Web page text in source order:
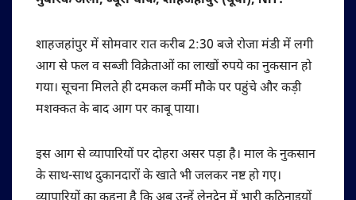
शाहजहांपुर में सोमवार रात करीब 2:30 बजे रोजा मंडी में लगी
आग से फल व सब्जी विक्रेताओं का लाखों रुपये का नुकसान हो
गया। सूचना मिलते ही दमकल कर्मी मौके पर पहुंचे और कड़ी
मशक्कत के बाद आग पर काबू पाया।
इस आग से व्यापारियों पर दोहरा असर पड़ा है। माल के नुकसान
के साथ-साथ दुकानदारों के खाते भी जलकर नष्ट हो गए।